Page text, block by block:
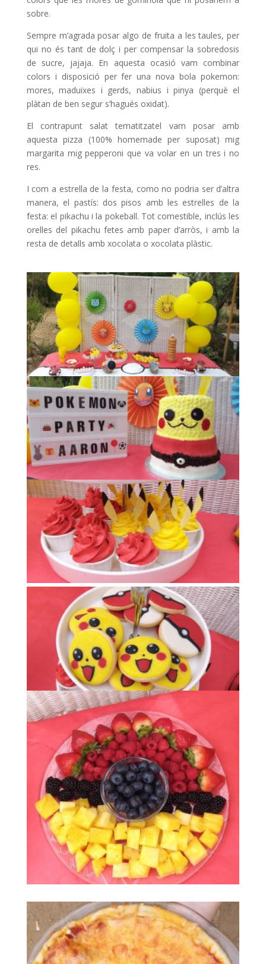
sobre.
Sempre m’agrada posar algo de fruita a les taules, per
qui no és tant de dolç i per compensar la sobredosis
de sucre, jajaja. En aquesta ocasió vam combinar
colors i disposició per fer una nova bola pokemon:
mores, maduixes i gerds, nabius i pinya (perquè el
plàtan de ben segur s’hagués oxidat).
El contrapunt salat tematitzatel vam posar amb
aquesta pizza (100% homemade per suposat) mig
margarita mig pepperoni que va volar en un tres i no
res.
I com a estrella de la festa, como no podria ser d’altra
manera, el pastís: dos pisos amb les estrelles de la
festa: el pikachu i la pokeball. Tot comestible, inclús les
orelles del pikachu fetes amb paper d’arròs, i amb la
resta de detalls amb xocolata o xocolata plàstic.